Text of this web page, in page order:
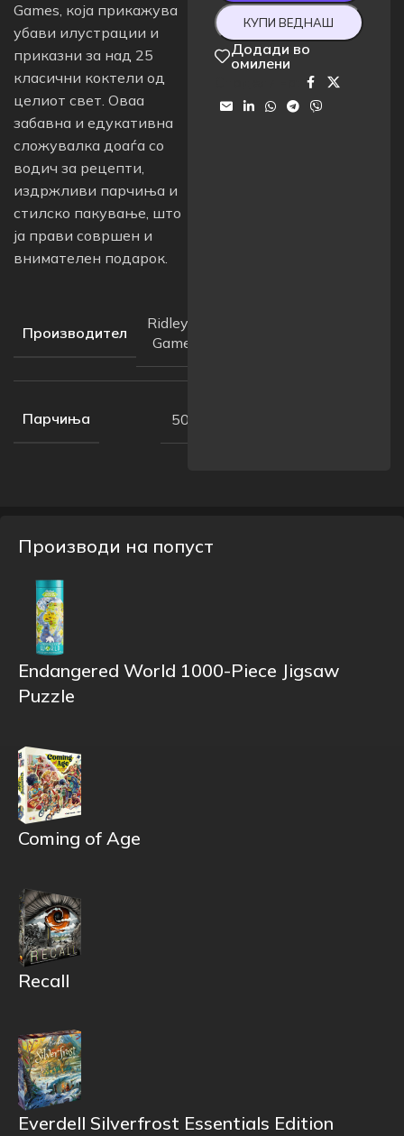
Games, која прикажува
убави илустрации и
приказни за над 25
класични коктели од
целиот свет. Оваа
забавна и едукативна
сложувалка доаѓа со
водич за рецепти,
издржливи парчиња и
стилско пакување, што
ја прави совршен и
внимателен подарок.
Производител
Ridley’s
Games
Парчиња 500
КУПИ ВЕДНАШ
Додади во
омилени
Производи на попуст
Endangered World 1000-Piece Jigsaw
Puzzle
Coming of Age
Recall
Everdell Silverfrost Essentials Edition